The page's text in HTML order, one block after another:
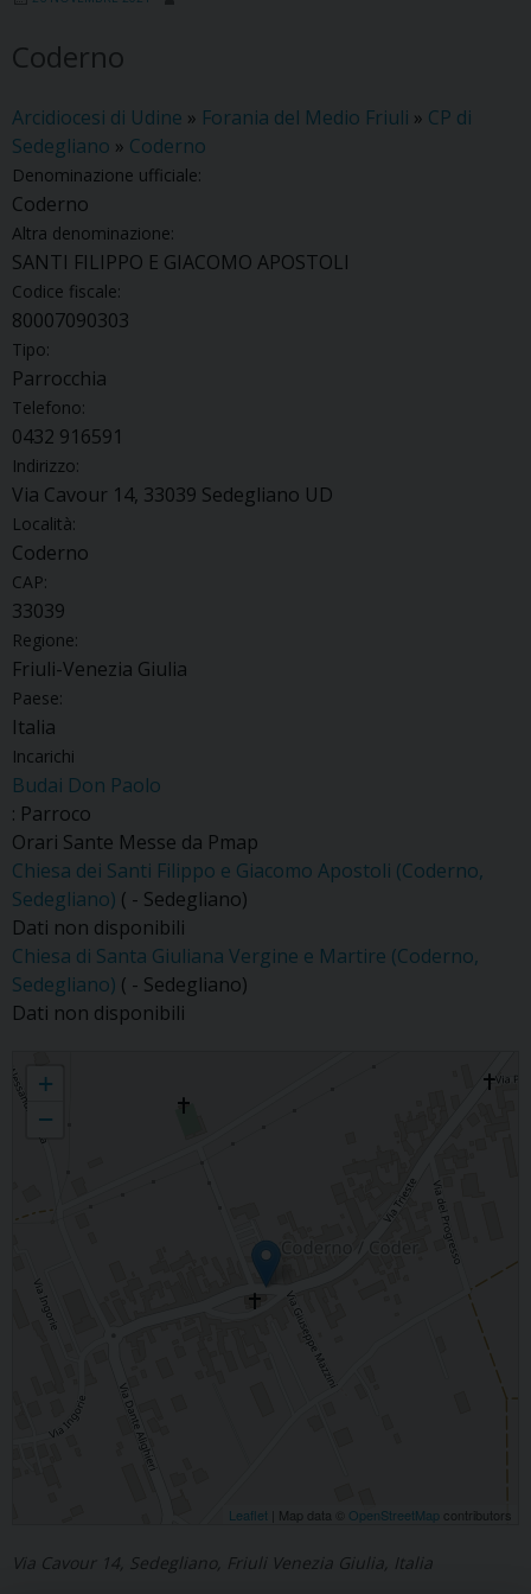
Coderno
Arcidiocesi di Udine » Forania del Medio Friuli » CP di
Sedegliano » Coderno
Denominazione ufficiale:
Coderno
Altra denominazione:
SANTI FILIPPO E GIACOMO APOSTOLI
Codice fiscale:
80007090303
Tipo:
Parrocchia
Telefono:
0432 916591
Indirizzo:
Via Cavour 14, 33039 Sedegliano UD
Località:
Coderno
CAP:
33039
Regione:
Friuli-Venezia Giulia
Paese:
Italia
Incarichi
Budai Don Paolo
: Parroco
Orari Sante Messe da Pmap
Chiesa dei Santi Filippo e Giacomo Apostoli (Coderno,
Sedegliano) ( - Sedegliano)
Dati non disponibili
Chiesa di Santa Giuliana Vergine e Martire (Coderno,
Sedegliano) ( - Sedegliano)
Dati non disponibili
+
−
Leaflet | Map data © OpenStreetMap contributors
Via Cavour 14, Sedegliano, Friuli Venezia Giulia, Italia